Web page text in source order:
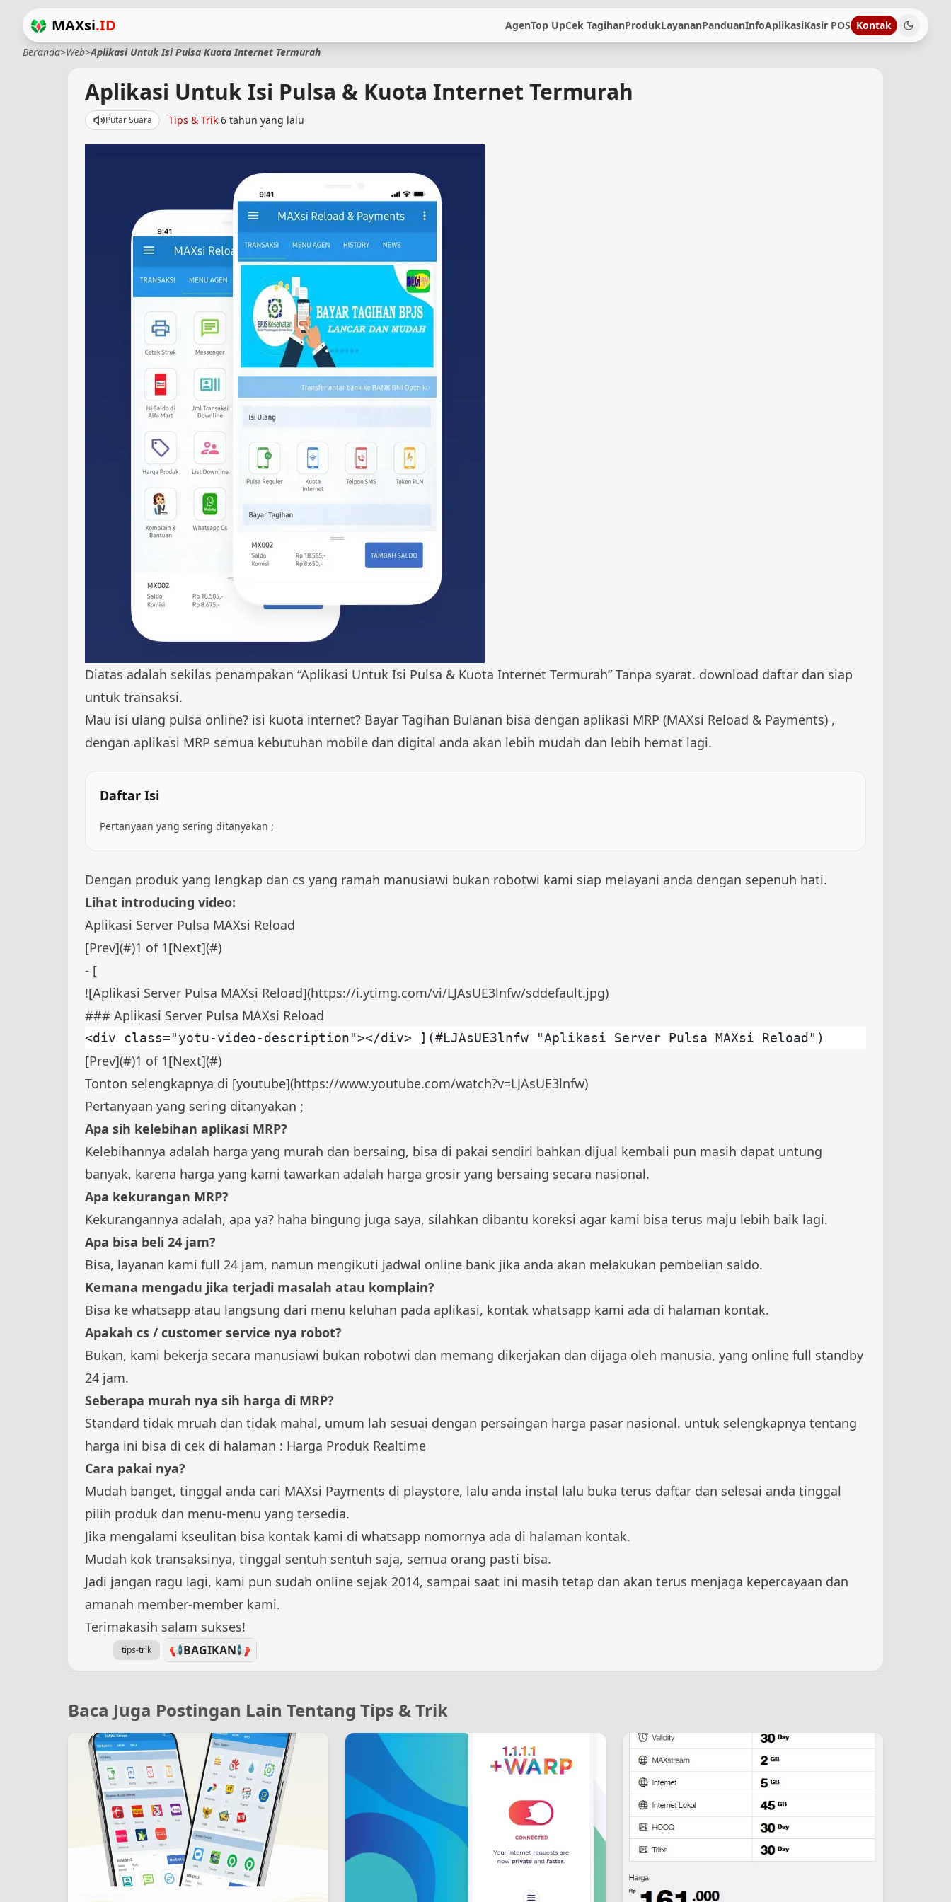
MAXsi.ID AgenTop UpCek TagihanProdukLayananPanduanInfoAplikasiKasir POS Kontak
Beranda>Web>Aplikasi Untuk Isi Pulsa Kuota Internet Termurah
Aplikasi Untuk Isi Pulsa & Kuota Internet Termurah
Putar Suara Tips & Trik 6 tahun yang lalu
Diatas adalah sekilas penampakan “Aplikasi Untuk Isi Pulsa & Kuota Internet Termurah” Tanpa syarat. download daftar dan siap
untuk transaksi.
Mau isi ulang pulsa online? isi kuota internet? Bayar Tagihan Bulanan bisa dengan aplikasi MRP (MAXsi Reload & Payments) ,
dengan aplikasi MRP semua kebutuhan mobile dan digital anda akan lebih mudah dan lebih hemat lagi.
Daftar Isi
Pertanyaan yang sering ditanyakan ;
Dengan produk yang lengkap dan cs yang ramah manusiawi bukan robotwi kami siap melayani anda dengan sepenuh hati.
Lihat introducing video:
Aplikasi Server Pulsa MAXsi Reload
[Prev](#)1 of 1[Next](#)
- [
![Aplikasi Server Pulsa MAXsi Reload](https://i.ytimg.com/vi/LJAsUE3lnfw/sddefault.jpg)
### Aplikasi Server Pulsa MAXsi Reload
<div class="yotu-video-description"></div> ](#LJAsUE3lnfw "Aplikasi Server Pulsa MAXsi Reload")
[Prev](#)1 of 1[Next](#)
Tonton selengkapnya di [youtube](https://www.youtube.com/watch?v=LJAsUE3lnfw)
Pertanyaan yang sering ditanyakan ;
Apa sih kelebihan aplikasi MRP?
Kelebihannya adalah harga yang murah dan bersaing, bisa di pakai sendiri bahkan dijual kembali pun masih dapat untung
banyak, karena harga yang kami tawarkan adalah harga grosir yang bersaing secara nasional.
Apa kekurangan MRP?
Kekurangannya adalah, apa ya? haha bingung juga saya, silahkan dibantu koreksi agar kami bisa terus maju lebih baik lagi.
Apa bisa beli 24 jam?
Bisa, layanan kami full 24 jam, namun mengikuti jadwal online bank jika anda akan melakukan pembelian saldo.
Kemana mengadu jika terjadi masalah atau komplain?
Bisa ke whatsapp atau langsung dari menu keluhan pada aplikasi, kontak whatsapp kami ada di halaman kontak.
Apakah cs / customer service nya robot?
Bukan, kami bekerja secara manusiawi bukan robotwi dan memang dikerjakan dan dijaga oleh manusia, yang online full standby
24 jam.
Seberapa murah nya sih harga di MRP?
Standard tidak mruah dan tidak mahal, umum lah sesuai dengan persaingan harga pasar nasional. untuk selengkapnya tentang
harga ini bisa di cek di halaman : Harga Produk Realtime
Cara pakai nya?
Mudah banget, tinggal anda cari MAXsi Payments di playstore, lalu anda instal lalu buka terus daftar dan selesai anda tinggal
pilih produk dan menu-menu yang tersedia.
Jika mengalami kseulitan bisa kontak kami di whatsapp nomornya ada di halaman kontak.
Mudah kok transaksinya, tinggal sentuh sentuh saja, semua orang pasti bisa.
Jadi jangan ragu lagi, kami pun sudah online sejak 2014, sampai saat ini masih tetap dan akan terus menjaga kepercayaan dan
amanah member-member kami.
Terimakasih salam sukses!
tips-trik 📢BAGIKAN📢
Baca Juga Postingan Lain Tentang Tips & Trik